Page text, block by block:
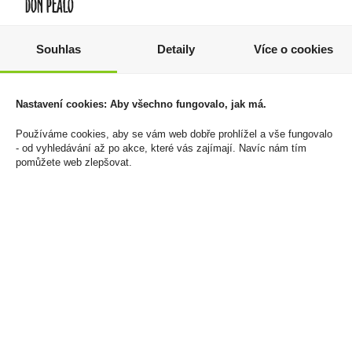
Nugátový box vrstvený
Cena za:1 ks
Skladem:
100 - 500 ks
Dominicano 7YO 0,7l
Cena za:
Skladem:více než 500 ks
Souhlas Detaily Více o cookies
Nastavení cookies: Aby všechno fungovalo, jak má.
Používáme cookies, aby se vám web dobře prohlížel a vše fungovalo
- od vyhledávání až po akce, které vás zajímají. Navíc nám tím
pomůžete web zlepšovat.